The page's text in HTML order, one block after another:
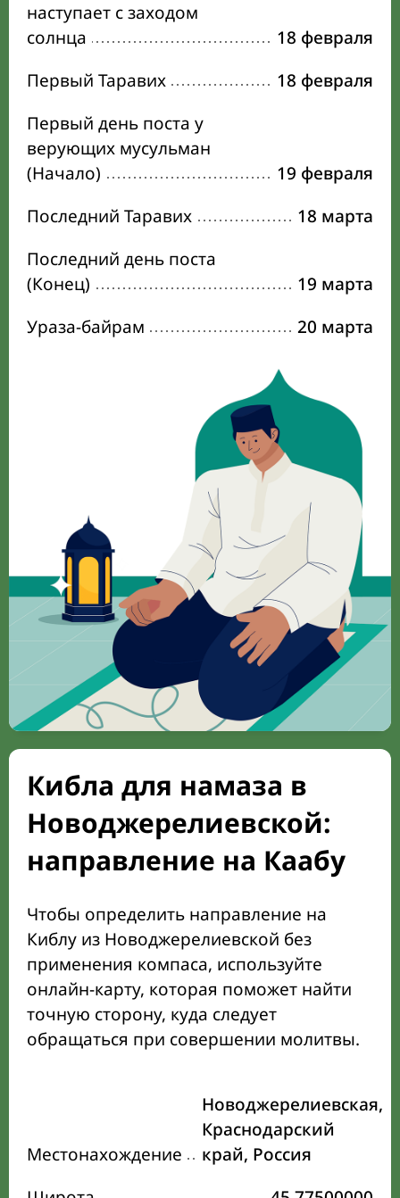
наступает с заходом
солнца
18 февраля
Первый Таравих
18 февраля
Первый день поста у
верующих мусульман
(Начало)
19 февраля
Последний Таравих
18 марта
Последний день поста
(Конец)
19 марта
Ураза-байрам
20 марта
Кибла для намаза в
Новоджерелиевской:
направление на Каабу
Чтобы определить направление на
Киблу из Новоджерелиевской без
применения компаса, используйте
онлайн-карту, которая поможет найти
точную сторону, куда следует
обращаться при совершении молитвы.
Местонахождение
Новоджерелиевская,
Краснодарский
край, Россия